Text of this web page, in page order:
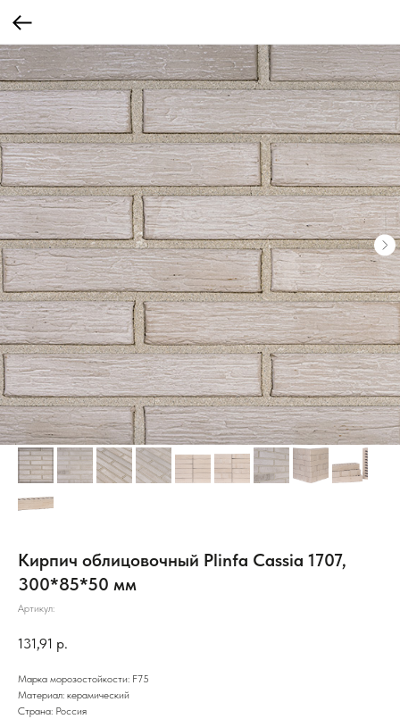
Кирпич облицовочный Plinfa Cassia 1707,
300*85*50 мм
Артикул:
131,91 р.
Марка морозостойкости: F75
Материал: керамический
Страна: Россия